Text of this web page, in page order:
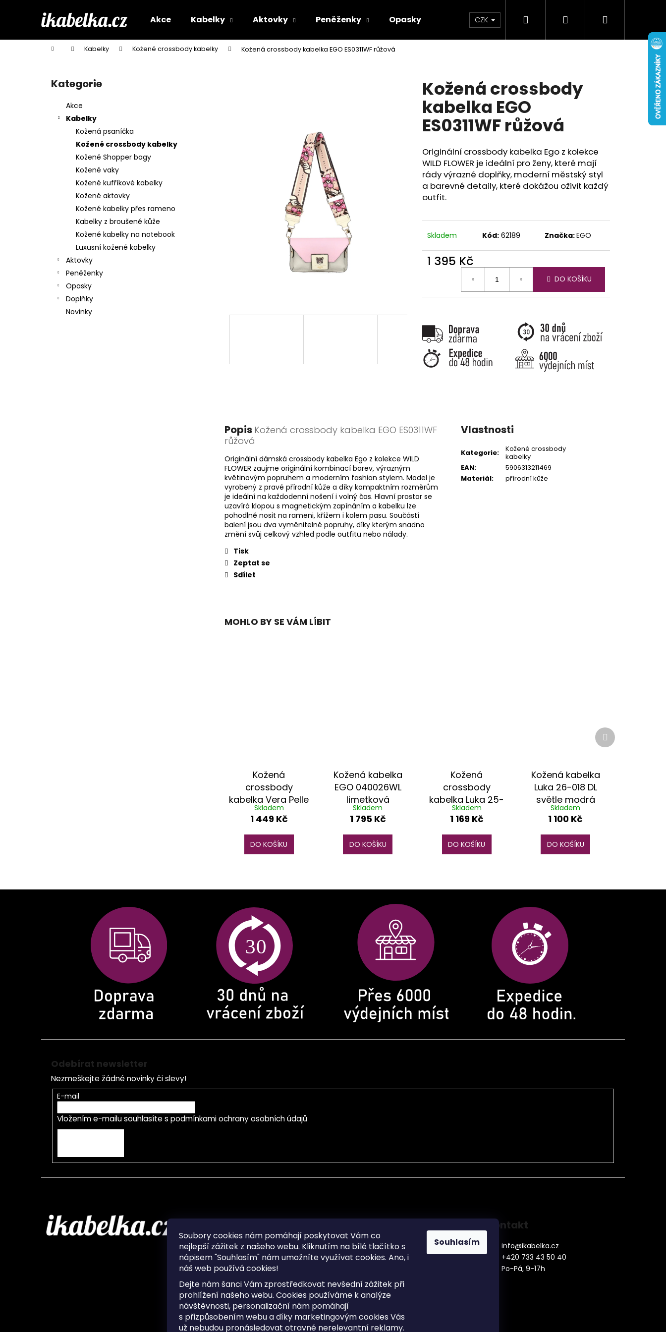
Soubory cookies nám pomáhají poskytovat Vám co
nejlepší zážitek z našeho webu. Kliknutím na bílé tlačítko s
nápisem "Souhlasím" nám umožníte využívat cookies. Ano, i
náš web používá cookies!
Dejte nám šanci Vám zprostředkovat nevšední zážitek při
prohlížení našeho webu. Cookies používáme k analýze
návštěvnosti, personalizační nám pomáhají
s přizpůsobením webu a díky marketingovým cookies Vás
už nebudou pronásledovat otravné nerelevantní reklamy.
Souhlasím
Akce Kabelky Aktovky Peněženky Opasky Doplňky Novinky
CZK Hledat PřihlášeníNákupní
Domů Kabelky Kožené crossbody kabelky Kožená crossbody kabelka EGO ES0311WF růžová
Přeskočit
kategorie
Kategorie
Akce
Kabelky
Kožená psaníčka
Kožené crossbody kabelky
Kožené Shopper bagy
Kožené vaky
Kožené kufříkové kabelky
Kožené aktovky
Kožené kabelky přes rameno
Kabelky z broušené kůže
Kožené kabelky na notebook
Luxusní kožené kabelky
Aktovky
Peněženky
Opasky
Doplňky
Novinky
Kožená crossbody
kabelka EGO
ES0311WF růžová
Originální crossbody kabelka Ego z kolekce
WILD FLOWER je ideální pro ženy, které mají
rády výrazné doplňky, moderní městský styl
a barevné detaily, které dokážou oživit každý
outfit.
Skladem Kód: 62189 Značka:EGO
1 395 Kč
DO KOŠÍKU
Popis Kožená crossbody kabelka EGO ES0311WF
růžová
Originální dámská crossbody kabelka Ego z kolekce WILD
FLOWER zaujme originální kombinací barev, výrazným
květinovým popruhem a moderním fashion stylem. Model je
vyrobený z pravé přírodní kůže a díky kompaktním rozměrům
je ideální na každodenní nošení i volný čas. Hlavní prostor se
uzavírá klopou s magnetickým zapínáním a kabelku lze
pohodlně nosit na rameni, křížem i kolem pasu. Součástí
balení jsou dva vyměnitelné popruhy, díky kterým snadno
změní svůj celkový vzhled podle outfitu nebo nálady.
Tisk
Zeptat se
Sdílet
Vlastnosti
Kategorie:
Kožené crossbody
kabelky
EAN:
5906313211469
Materiál: přírodní kůže
MOHLO BY SE VÁM LÍBIT
Kožená
crossbody
kabelka Vera Pelle
VP3K růžová
Skladem
1 449 Kč
DO KOŠÍKU
Kožená kabelka
EGO 040026WL
limetková
Skladem
1 795 Kč
DO KOŠÍKU
Kožená
crossbody
kabelka Luka 25-
049 D DL světle
modrá
Skladem
1 169 Kč
DO KOŠÍKU
Kožená kabelka
Luka 26-018 DL
světle modrá
Skladem
1 100 Kč
DO KOŠÍKU
Další
produkt
í
Zpět
do
Zpět
do
Co potřebujete najít?
Doporučujeme
Odebírat newsletter
Nezmeškejte žádné novinky či slevy!
E-mail
Vložením e-mailu souhlasíte s podmínkami ochrany osobních údajů
O nás
Ochrana osobních údajů
Často kladené dotazy
Ukládání cookies
Kontakty
Sitemap
Doprava a Platba
Postup vrácení zboží ve 30 denní
lhůtě
Obchodní podmínky
Kontakt
info@ikabelka.cz
+420 733 43 50 40
Po-Pá, 9-17h